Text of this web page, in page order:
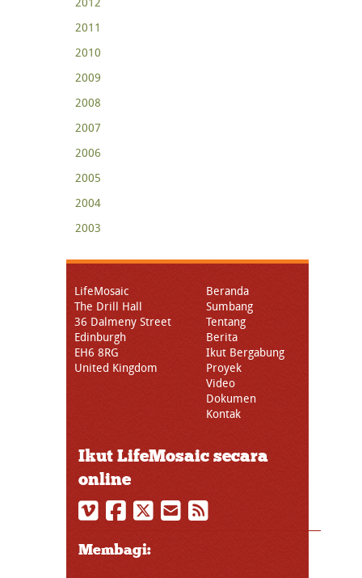
2011
2010
2009
2008
2007
2006
2005
2004
2003
LifeMosaic
The Drill Hall
36 Dalmeny Street
Edinburgh
EH6 8RG
United Kingdom
Beranda
Sumbang
Tentang
Berita
Ikut Bergabung
Proyek
Video
Dokumen
Kontak
Ikut LifeMosaic secara
online
Membagi: